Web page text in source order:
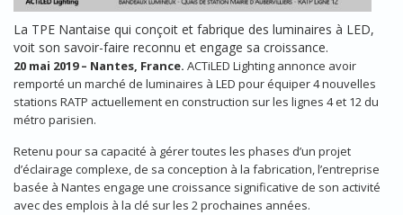
La TPE Nantaise qui conçoit et fabrique des luminaires à LED,
voit son savoir-faire reconnu et engage sa croissance.
20 mai 2019 – Nantes, France. ACTiLED Lighting annonce avoir
remporté un marché de luminaires à LED pour équiper 4 nouvelles
stations RATP actuellement en construction sur les lignes 4 et 12 du
métro parisien.
Retenu pour sa capacité à gérer toutes les phases d’un projet
d’éclairage complexe, de sa conception à la fabrication, l’entreprise
basée à Nantes engage une croissance significative de son activité
avec des emplois à la clé sur les 2 prochaines années.